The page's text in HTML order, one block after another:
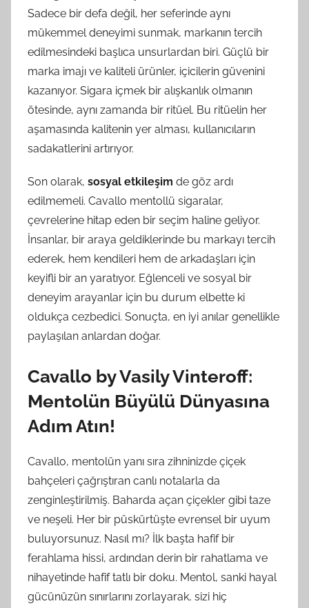
Sadece bir defa değil, her seferinde aynı
mükemmel deneyimi sunmak, markanın tercih
edilmesindeki başlıca unsurlardan biri. Güçlü bir
marka imajı ve kaliteli ürünler, içicilerin güvenini
kazanıyor. Sigara içmek bir alışkanlık olmanın
ötesinde, aynı zamanda bir ritüel. Bu ritüelin her
aşamasında kalitenin yer alması, kullanıcıların
sadakatlerini artırıyor.
Son olarak, sosyal etkileşim de göz ardı
edilmemeli. Cavallo mentollü sigaralar,
çevrelerine hitap eden bir seçim haline geliyor.
İnsanlar, bir araya geldiklerinde bu markayı tercih
ederek, hem kendileri hem de arkadaşları için
keyifli bir an yaratıyor. Eğlenceli ve sosyal bir
deneyim arayanlar için bu durum elbette ki
oldukça cezbedici. Sonuçta, en iyi anılar genellikle
paylaşılan anlardan doğar.
Cavallo by Vasily Vinteroff:
Mentolün Büyülü Dünyasına
Adım Atın!
Cavallo, mentolün yanı sıra zihninizde çiçek
bahçeleri çağrıştıran canlı notalarla da
zenginleştirilmiş. Baharda açan çiçekler gibi taze
ve neşeli. Her bir püskürtüşte evrensel bir uyum
buluyorsunuz. Nasıl mı? İlk başta hafif bir
ferahlama hissi, ardından derin bir rahatlama ve
nihayetinde hafif tatlı bir doku. Mentol, sanki hayal
gücünüzün sınırlarını zorlayarak, sizi hiç